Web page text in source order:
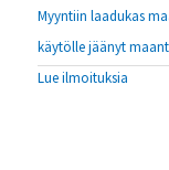
Myyntiin laadukas
käytölle jäänyt
Lue ilmoituksia